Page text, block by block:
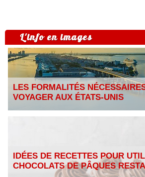
L'info en images
LES FORMALITÉS
VOYAGER AUX ÉTATS-UNIS
IDÉES DE RECETTES POUR
CHOCOLATS DE PÂQUES